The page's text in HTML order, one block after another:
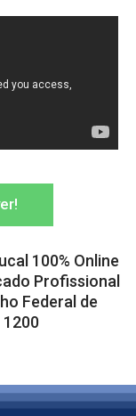
100% Online
Profissional
Federal de
1200